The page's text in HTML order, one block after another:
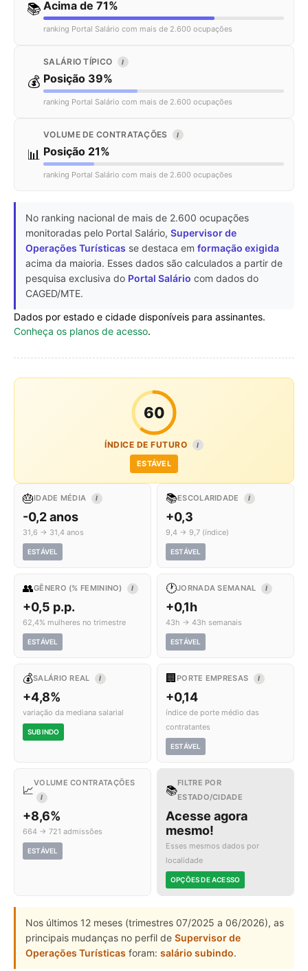
📚 Acima de 71%
ranking Portal Salário com mais de 2.600 ocupações
💰
SALÁRIO TÍPICO I
Posição 39%
ranking Portal Salário com mais de 2.600 ocupações
📊
VOLUME DE CONTRATAÇÕES I
Posição 21%
ranking Portal Salário com mais de 2.600 ocupações
No ranking nacional de mais de 2.600 ocupações
monitoradas pelo Portal Salário, Supervisor de
Operações Turísticas se destaca em formação exigida
acima da maioria. Esses dados são calculados a partir de
pesquisa exclusiva do Portal Salário com dados do
CAGED/MTE.
Dados por estado e cidade disponíveis para assinantes.
Conheça os planos de acesso.
60
ÍNDICE DE FUTURO I
ESTÁVEL
🎂IDADE MÉDIA I
-0,2 anos
31,6 → 31,4 anos
ESTÁVEL
📚ESCOLARIDADE I
+0,3
9,4 → 9,7 (índice)
ESTÁVEL
👥GÊNERO (% FEMININO) I
+0,5 p.p.
62,4% mulheres no trimestre
ESTÁVEL
🕐JORNADA SEMANAL I
+0,1h
43h → 43h semanais
ESTÁVEL
💰SALÁRIO REAL I
+4,8%
variação da mediana salarial
SUBINDO
🏢 PORTE EMPRESAS I
+0,14
índice de porte médio das
contratantes
ESTÁVEL
📈
VOLUME CONTRATAÇÕES
I
+8,6%
664 → 721 admissões
ESTÁVEL
📚
FILTRE POR
ESTADO/CIDADE
Acesse agora
mesmo!
Esses mesmos dados por
localidade
OPÇÕES DE ACESSO
Nos últimos 12 meses (trimestres 07/2025 a 06/2026), as
principais mudanças no perfil de Supervisor de
Operações Turísticas foram: salário subindo.